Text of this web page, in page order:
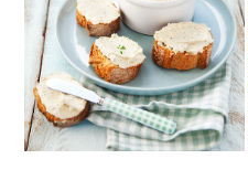
Fromage à tartiner ail et
fines herbes